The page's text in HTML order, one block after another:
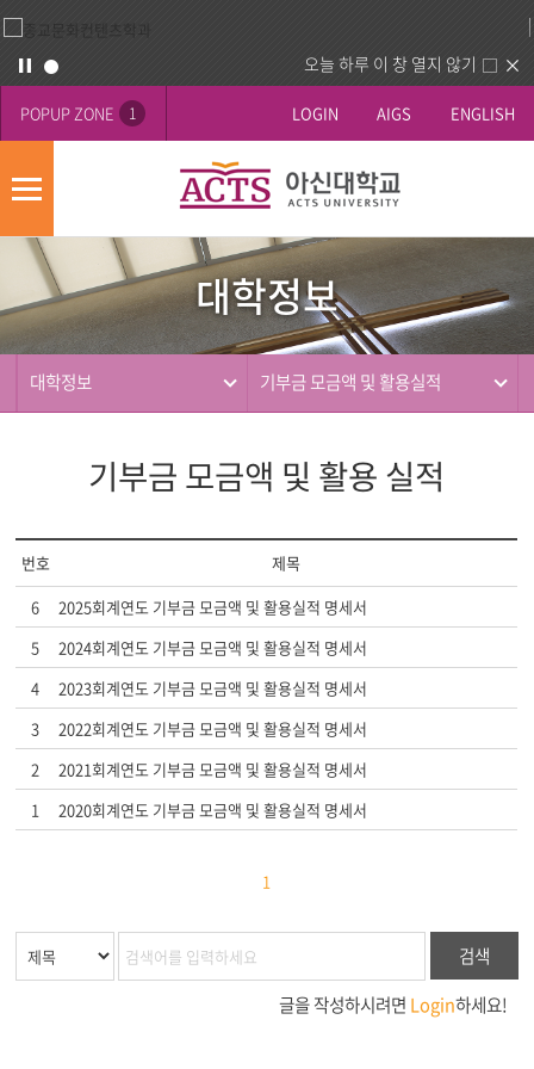
오늘 하루 이 창 열지 않기
POPUP ZONE 1 LOGIN AIGS ENGLISH
모
일
메
뉴
보
역
대학정보
대학정보 기부금 모금액 및 활용실적
기부금 모금액 및 활용 실적
번호
제목
6
2025회계연도 기부금 모금액 및 활용실적 명세서
5
2024회계연도 기부금 모금액 및 활용실적 명세서
4
2023회계연도 기부금 모금액 및 활용실적 명세서
3
2022회계연도 기부금 모금액 및 활용실적 명세서
2
2021회계연도 기부금 모금액 및 활용실적 명세서
1
2020회계연도 기부금 모금액 및 활용실적 명세서
1
검색
글을 작성하시려면 Login하세요!